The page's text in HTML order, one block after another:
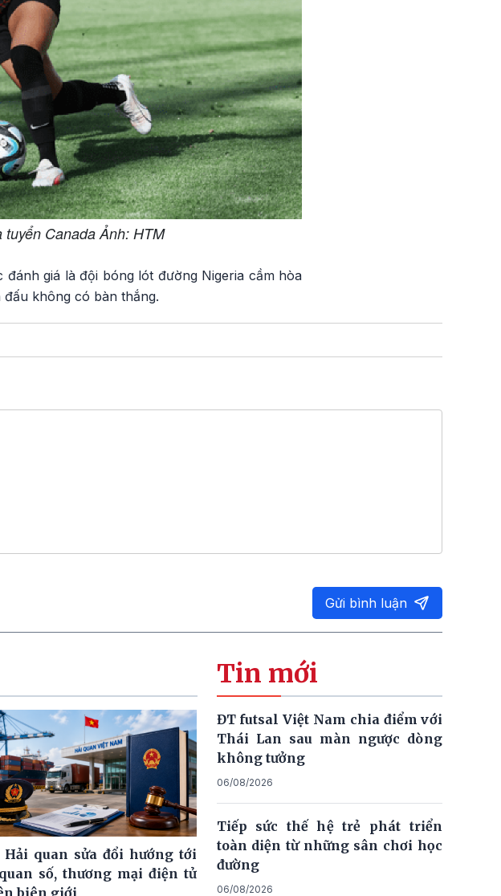
Canada Ảnh: HTM
giá là đội bóng lót đường Nigeria cầm hòa
không có bàn thắng.
Gửi bình luận
Hải quan sửa đổi hướng tới
số, thương mại điện tử
biên giới
Tin mới
ĐT futsal Việt Nam chia điểm với
Thái Lan sau màn ngược dòng
không tưởng
06/08/2026
Tiếp sức thế hệ trẻ phát triển
toàn diện từ những sân chơi học
đường
06/08/2026